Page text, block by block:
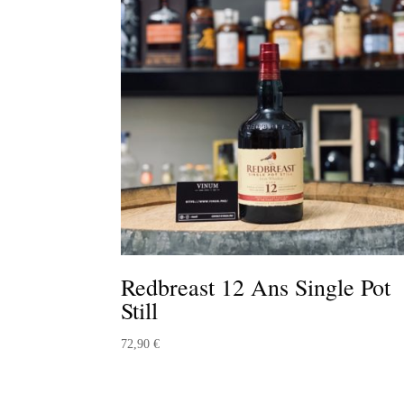
Redbreast 12 Ans Single Pot
Still
72,90€